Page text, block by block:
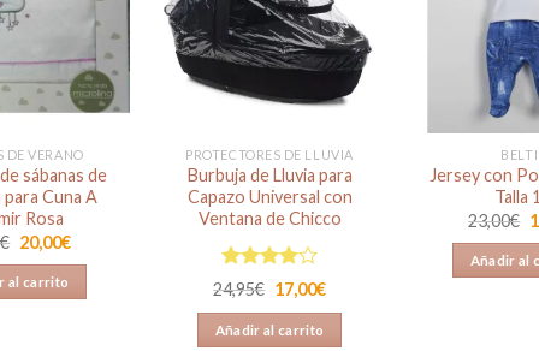
a la
deseos
DE VERANO
sábanas de
Cuna A
Rosa
€ El
precio
original
era:
20,00€El
al carrito
Añadir
a la
lista de
deseos
PROTECTORES DE LLUVIA
Burbuja de Lluvia para
Capazo Universal con
Ventana de Chicco
Valorado
en
de 5
24,95€ El
precio
original
era:
17,00€El
Añadir al carrito
Jersey con
Talla
23,00€
Añadir al